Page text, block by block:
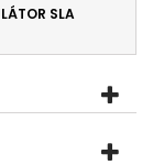
SLA